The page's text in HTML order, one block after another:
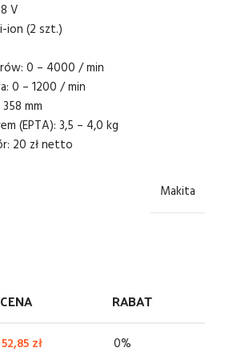
V
ion (2 szt.)
0 – 4000 / min
0 – 1200 / min
mm
(EPTA): 3,5 – 4,0 kg
20 zł netto
Makita
CENA RABAT
52,85 zł 0%